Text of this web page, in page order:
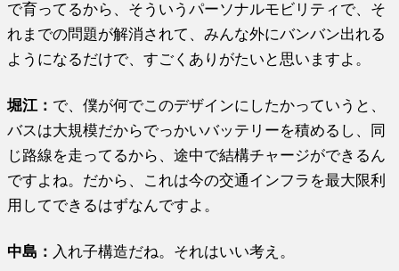
で育ってるから、そういうパーソナルモビリティで、そ
れまでの問題が解消されて、みんな外にバンバン出れる
ようになるだけで、すごくありがたいと思いますよ。
堀江 ： で、僕が何でこのデザインにしたかっていうと、
バスは大規模だからでっかいバッテリーを積めるし、同
じ路線を走ってるから、途中で結構チャージができるん
ですよね。だから、これは今の交通インフラを最大限利
用してできるはずなんですよ。
中島： 入れ子構造だね。それはいい考え。